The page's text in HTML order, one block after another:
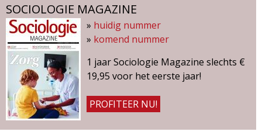
r
3
v
a
n
2
0
0
6
SOCIOLOGIE MAGAZINE
» huidig nummer
» komend nummer
1 jaar Sociologie Magazine slechts €
19,95 voor het eerste jaar!
PROFITEER NU!